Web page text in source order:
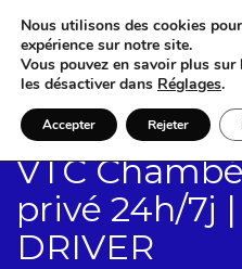
VTC
privé 24h/7j
DRIVER
Nous utilisons des cookies
expérience sur notre site.
Vous pouvez en savoir plus
les désactiver dans Réglages.
Accepter Rejeter